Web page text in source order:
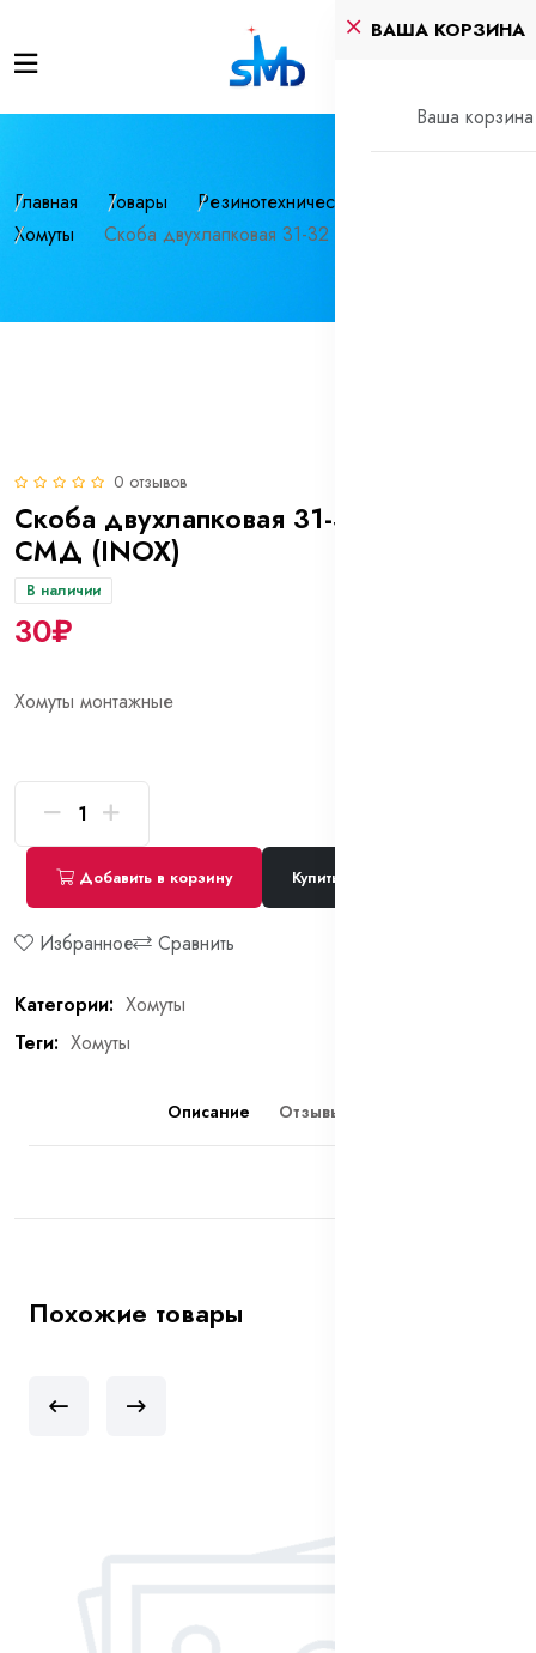
ВАША КОРЗИНА
Ваша корзина
Главная Товары
Резинотехнические изделия
Хомуты
Скоба двухлапковая 31-32 нерж СМД (INOX)
0 отзывов
Скоба двухлапковая 31-32 нерж
СМД (INOX)
В наличии
30₽
Хомуты монтажные
Добавить в корзину Купить сейчас
Избранное Сравнить
Категории: Хомуты
Теги: Хомуты
Описание Отзывы (0)
Похожие товары